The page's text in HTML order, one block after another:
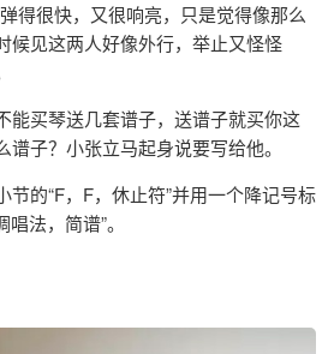
得很快，又很响亮，只是觉得像那么
候见这两人好像外行，举止又怪怪
能买琴送几套谱子，送谱子就买你这
子？小张立马起身说要写给他。
节的“F，F，休止符”并用一个降记号标
法，简谱”。